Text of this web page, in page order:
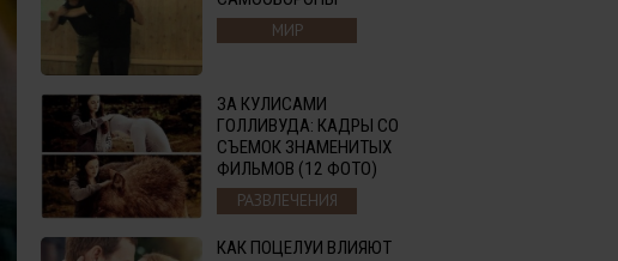
МИР
ЗА КУЛИСАМИ
ГОЛЛИВУДА: КАДРЫ СО
СЪЕМОК ЗНАМЕНИТЫХ
ФИЛЬМОВ (12 ФОТО)
РАЗВЛЕЧЕНИЯ
КАК ПОЦЕЛУИ ВЛИЯЮТ